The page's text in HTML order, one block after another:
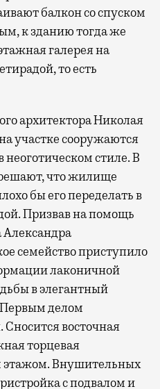
балкон со спуском
к зданию тогда же
галерея на
то есть
архитектора Николая
участке сооружаются
неоготическом стиле. В
что жилище
бы его переделать в
Призвав на помощь
семейство приступило
лаконичной
в элегантный
Первым делом
восточная
торцевая
этажом. Внушительных
с подвалом и